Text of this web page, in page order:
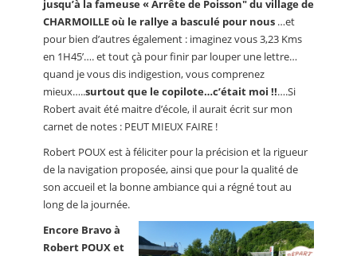
jusqu’à la fameuse « Arrête de Poisson" du village de
CHARMOILLE où le rallye a basculé pour nous …et
pour bien d’autres également : imaginez vous 3,23 Kms
en 1H45’…. et tout çà pour finir par louper une lettre…
quand je vous dis indigestion, vous comprenez
mieux…..surtout que le copilote…c’était moi !!….Si
Robert avait été maitre d’école, il aurait écrit sur mon
carnet de notes : PEUT MIEUX FAIRE !
Robert POUX est à féliciter pour la précision et la rigueur
de la navigation proposée, ainsi que pour la qualité de
son accueil et la bonne ambiance qui a régné tout au
long de la journée.
Encore Bravo à
Robert POUX et